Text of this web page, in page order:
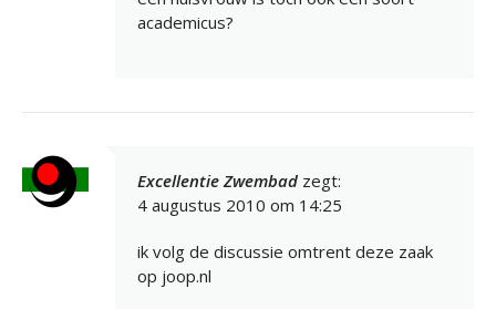
academicus?
Excellentie Zwembad zegt:
4 augustus 2010 om 14:25
ik volg de discussie omtrent deze zaak
op joop.nl